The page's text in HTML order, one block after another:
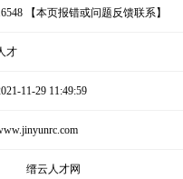
【本页报错或问题反馈联系】
才
11-29 11:49:59
缙云人才网